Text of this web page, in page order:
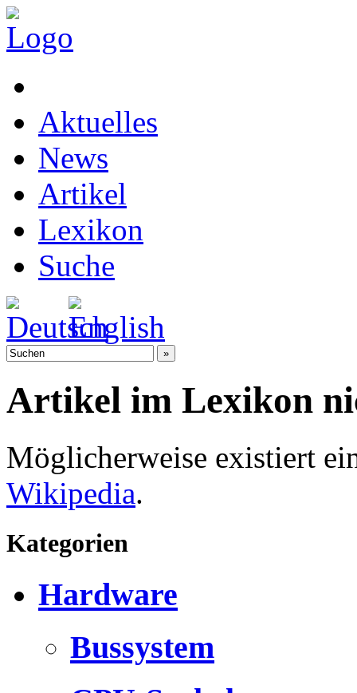
Aktuelles
News
Artikel
Lexikon
Suche
Artikel im Lexikon
Möglicherweise existiert
Wikipedia.
Kategorien
Hardware
Bussystem